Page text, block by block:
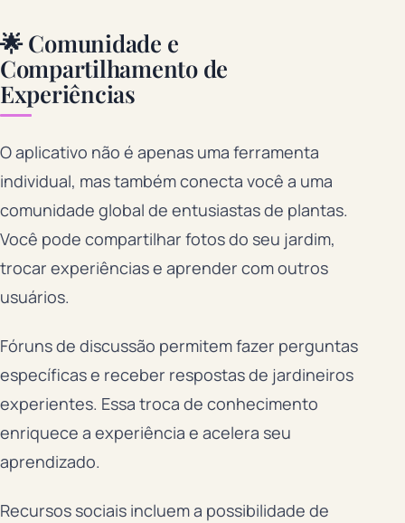
🌟 Comunidade e
Compartilhamento de
Experiências
O aplicativo não é apenas uma ferramenta
individual, mas também conecta você a uma
comunidade global de entusiastas de plantas.
Você pode compartilhar fotos do seu jardim,
trocar experiências e aprender com outros
usuários.
Fóruns de discussão permitem fazer perguntas
específicas e receber respostas de jardineiros
experientes. Essa troca de conhecimento
enriquece a experiência e acelera seu
aprendizado.
Recursos sociais incluem a possibilidade de